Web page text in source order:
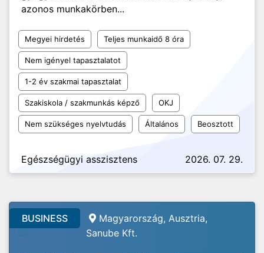
azonos munkakörben...
Megyei hirdetés Teljes munkaidő 8 óra
Nem igényel tapasztalatot
1-2 év szakmai tapasztalat
Szakiskola / szakmunkás képző OKJ
Nem szükséges nyelvtudás Általános Beosztott
Egészségügyi asszisztens 2026. 07. 29.
BUSINESS
Magyarország, Ausztria,
Sanube Kft.